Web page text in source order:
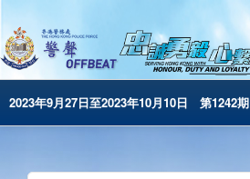
2023年9月27日至2023年10月10日 第1242期
昔日警声